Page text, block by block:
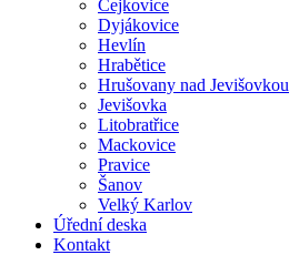
Čejkovice
Dyjákovice
Hevlín
Hrabětice
Hrušovany nad Jevišovkou
Jevišovka
Litobratřice
Mackovice
Pravice
Šanov
Velký Karlov
Úřední deska
Kontakt